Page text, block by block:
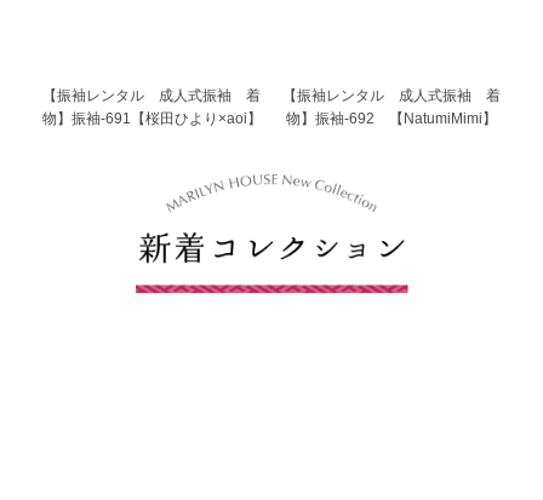
【振袖レンタル 成人式振袖 着
物】振袖-691【桜田ひより×aoi】
【振袖レンタル 成人式振袖 着
物】振袖-692 【NatumiMimi】